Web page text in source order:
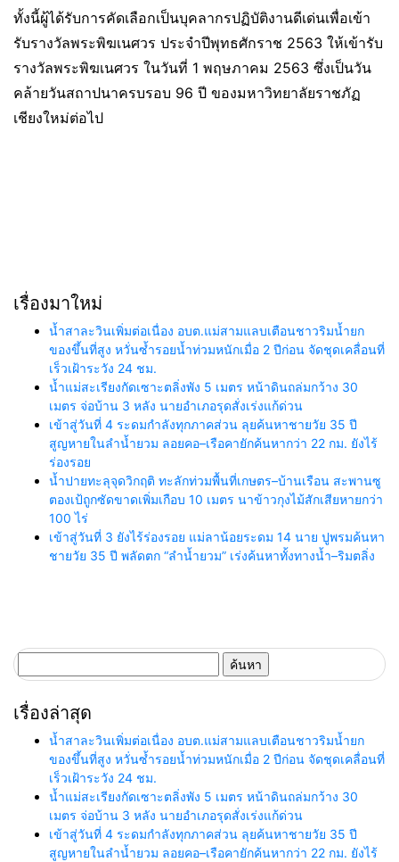
ทั้งนี้ผู้ได้รับการคัดเลือกเป็นบุคลากรปฏิบัติงานดีเด่นเพื่อเข้า
รับรางวัลพระพิฆเนศวร ประจำปีพุทธศักราช 2563 ให้เข้ารับ
รางวัลพระพิฆเนศวร ในวันที่ 1 พฤษภาคม 2563 ซึ่งเป็นวัน
คล้ายวันสถาปนาครบรอบ 96 ปี ของมหาวิทยาลัยราชภัฏ
เชียงใหม่ต่อไป
เรื่องมาใหม่
น้ำสาละวินเพิ่มต่อเนื่อง อบต.แม่สามแลบเตือนชาวริมน้ำยก
ของขึ้นที่สูง หวั่นซ้ำรอยน้ำท่วมหนักเมื่อ 2 ปีก่อน จัดชุดเคลื่อนที่
เร็วเฝ้าระวัง 24 ชม.
น้ำแม่สะเรียงกัดเซาะตลิ่งพัง 5 เมตร หน้าดินถล่มกว้าง 30
เมตร จ่อบ้าน 3 หลัง นายอำเภอรุดสั่งเร่งแก้ด่วน
เข้าสู่วันที่ 4 ระดมกำลังทุกภาคส่วน ลุยค้นหาชายวัย 35 ปี
สูญหายในลำน้ำยวม ลอยคอ–เรือคายักค้นหากว่า 22 กม. ยังไร้
ร่องรอย
น้ำปายทะลุจุดวิกฤติ ทะลักท่วมพื้นที่เกษตร–บ้านเรือน สะพานซู
ตองเป้ถูกซัดขาดเพิ่มเกือบ 10 เมตร นาข้าวกุงไม้สักเสียหายกว่า
100 ไร่
เข้าสู่วันที่ 3 ยังไร้ร่องรอย แม่ลาน้อยระดม 14 นาย ปูพรมค้นหา
ชายวัย 35 ปี พลัดตก “ลำน้ำยวม” เร่งค้นหาทั้งทางน้ำ–ริมตลิ่ง
สำหรับ:
เรื่องล่าสุด
น้ำสาละวินเพิ่มต่อเนื่อง อบต.แม่สามแลบเตือนชาวริมน้ำยก
ของขึ้นที่สูง หวั่นซ้ำรอยน้ำท่วมหนักเมื่อ 2 ปีก่อน จัดชุดเคลื่อนที่
เร็วเฝ้าระวัง 24 ชม.
น้ำแม่สะเรียงกัดเซาะตลิ่งพัง 5 เมตร หน้าดินถล่มกว้าง 30
เมตร จ่อบ้าน 3 หลัง นายอำเภอรุดสั่งเร่งแก้ด่วน
เข้าสู่วันที่ 4 ระดมกำลังทุกภาคส่วน ลุยค้นหาชายวัย 35 ปี
สูญหายในลำน้ำยวม ลอยคอ–เรือคายักค้นหากว่า 22 กม. ยังไร้